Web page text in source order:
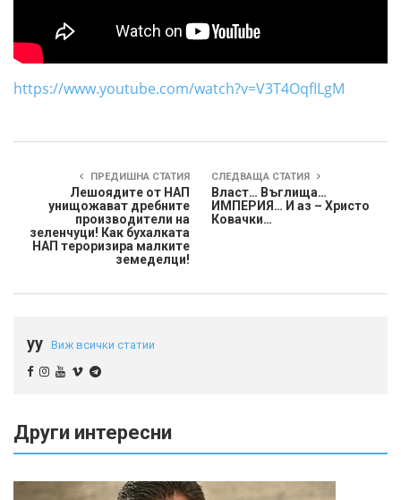
https://www.youtube.com/watch?v=V3T4OqfILgM
ПРЕДИШНА СТАТИЯ
Лешоядите от НАП
унищожават дребните
производители на
зеленчуци! Как бухалката
НАП тероризира малките
земеделци!
СЛЕДВАЩА СТАТИЯ
Власт… Въглища…
ИМПЕРИЯ… И аз – Христо
Ковачки…
yy Виж всички статии
Други интересни